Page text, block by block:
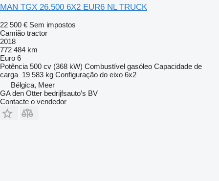
MAN TGX 26.500 6X2 EUR6 NL TRUCK
22 500 € Sem impostos
Camião tractor
2018
772 484 km
Euro 6
Potência 500 cv (368 kW) Combustível gasóleo Capacidade de
carga 19 583 kg Configuração do eixo 6x2
Bélgica, Meer
GA den Otter bedrijfsauto’s BV
Contacte o vendedor